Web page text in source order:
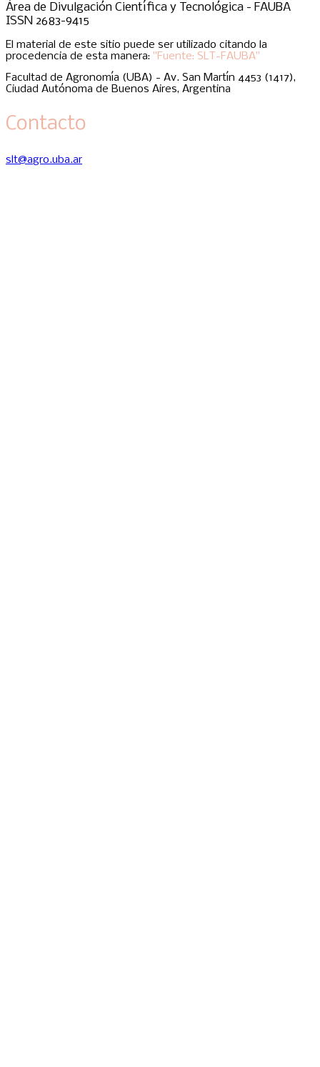
Área de Divulgación Científica y Tecnológica - FAUBA
ISSN 2683-9415
El material de este sitio puede ser utilizado citando la
procedencia de esta manera: "Fuente: SLT-FAUBA"
Facultad de Agronomía (UBA) - Av. San Martín 4453 (1417),
Ciudad Autónoma de Buenos Aires, Argentina
Contacto
slt@agro.uba.ar